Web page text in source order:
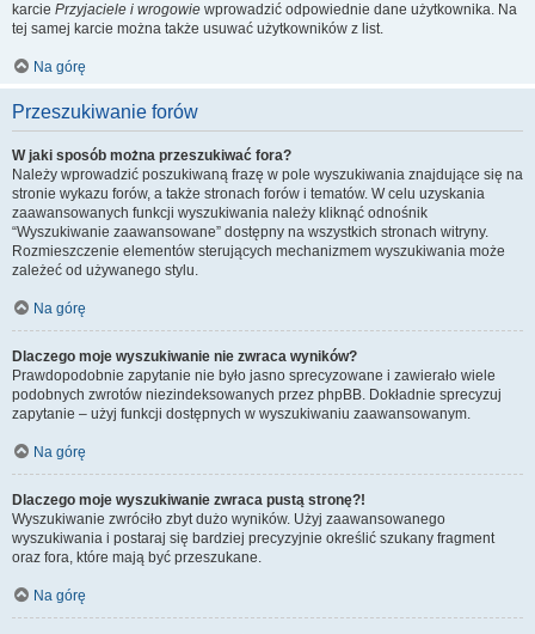
karcie Przyjaciele i wrogowie wprowadzić odpowiednie dane użytkownika. Na
tej samej karcie można także usuwać użytkowników z list.
Na górę
Przeszukiwanie forów
W jaki sposób można przeszukiwać fora?
Należy wprowadzić poszukiwaną frazę w pole wyszukiwania znajdujące się na
stronie wykazu forów, a także stronach forów i tematów. W celu uzyskania
zaawansowanych funkcji wyszukiwania należy kliknąć odnośnik
“Wyszukiwanie zaawansowane” dostępny na wszystkich stronach witryny.
Rozmieszczenie elementów sterujących mechanizmem wyszukiwania może
zależeć od używanego stylu.
Na górę
Dlaczego moje wyszukiwanie nie zwraca wyników?
Prawdopodobnie zapytanie nie było jasno sprecyzowane i zawierało wiele
podobnych zwrotów niezindeksowanych przez phpBB. Dokładnie sprecyzuj
zapytanie – użyj funkcji dostępnych w wyszukiwaniu zaawansowanym.
Na górę
Dlaczego moje wyszukiwanie zwraca pustą stronę?!
Wyszukiwanie zwróciło zbyt dużo wyników. Użyj zaawansowanego
wyszukiwania i postaraj się bardziej precyzyjnie określić szukany fragment
oraz fora, które mają być przeszukane.
Na górę